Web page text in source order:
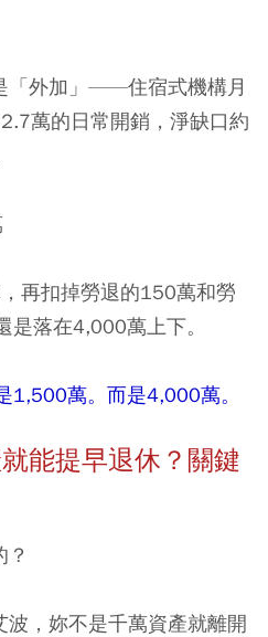
「外加」——住宿式機構月
萬的日常開銷，淨缺口約
再扣掉勞退的150萬和勞
落在4,000萬上下。
1,500萬。而是4,000萬。
能提早退休？關鍵
，妳不是千萬資產就離開